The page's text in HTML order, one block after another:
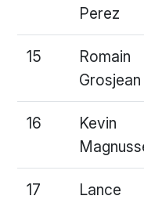
Perez
15
Romain
Grosjean
16
Kevin
17
Lance